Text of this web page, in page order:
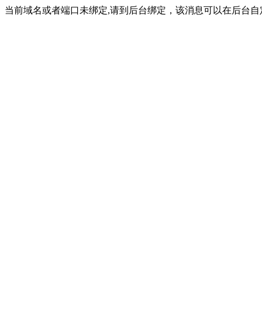
当前域名或者端口未绑定,请到后台绑定，该消息可以在后台自